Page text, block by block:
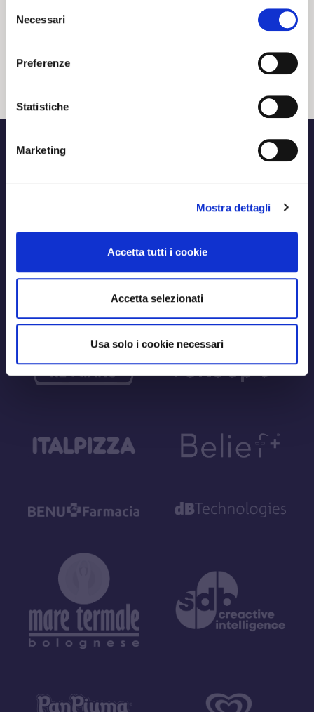
delNecessari
Preferenze
Statistiche
Marketing
Mostra dettagli
Accetta tutti i cookie
Accetta selezionati
Usa solo i cookie necessari